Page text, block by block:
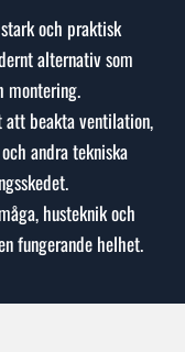
och praktisk
alternativ som
montering.
att beakta ventilation,
andra tekniska
husteknik och
fungerande helhet.